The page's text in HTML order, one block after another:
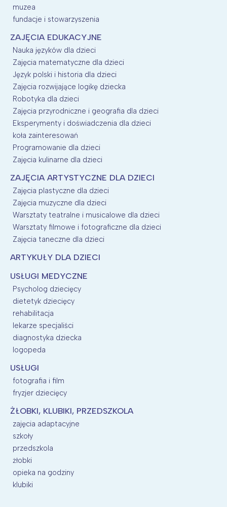
muzea
fundacje i stowarzyszenia
ZAJĘCIA EDUKACYJNE
Nauka języków dla dzieci
Zajęcia matematyczne dla dzieci
Język polski i historia dla dzieci
Zajęcia rozwijające logikę dziecka
Robotyka dla dzieci
Zajęcia przyrodniczne i geografia dla dzieci
Eksperymenty i doświadczenia dla dzieci
koła zainteresowań
Programowanie dla dzieci
Zajęcia kulinarne dla dzieci
ZAJĘCIA ARTYSTYCZNE DLA DZIECI
Zajęcia plastyczne dla dzieci
Zajęcia muzyczne dla dzieci
Warsztaty teatralne i musicalowe dla dzieci
Warsztaty filmowe i fotograficzne dla dzieci
Zajęcia taneczne dla dzieci
ARTYKUŁY DLA DZIECI
USŁUGI MEDYCZNE
Psycholog dziecięcy
dietetyk dziecięcy
rehabilitacja
lekarze specjaliści
diagnostyka dziecka
logopeda
USŁUGI
fotografia i film
fryzjer dziecięcy
ŻŁOBKI, KLUBIKI, PRZEDSZKOLA
zajęcia adaptacyjne
szkoły
przedszkola
żłobki
opieka na godziny
klubiki